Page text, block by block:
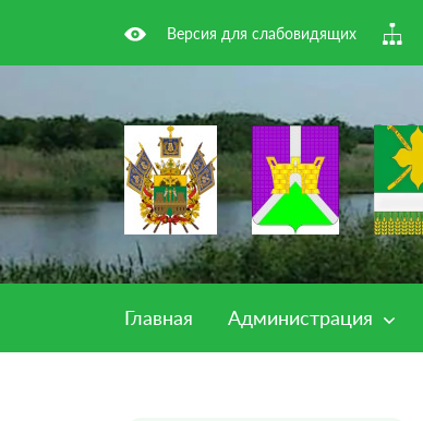
Версия для слабовидящих
Главная Администрация